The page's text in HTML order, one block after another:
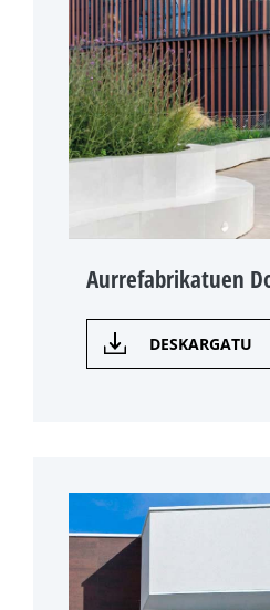
Aurrefabrikatuen
DESKARGATU